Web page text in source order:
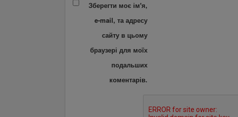
Зберегти моє ім'я,
e-mail, та адресу
сайту в цьому
браузері для моїх
подальших
коментарів.